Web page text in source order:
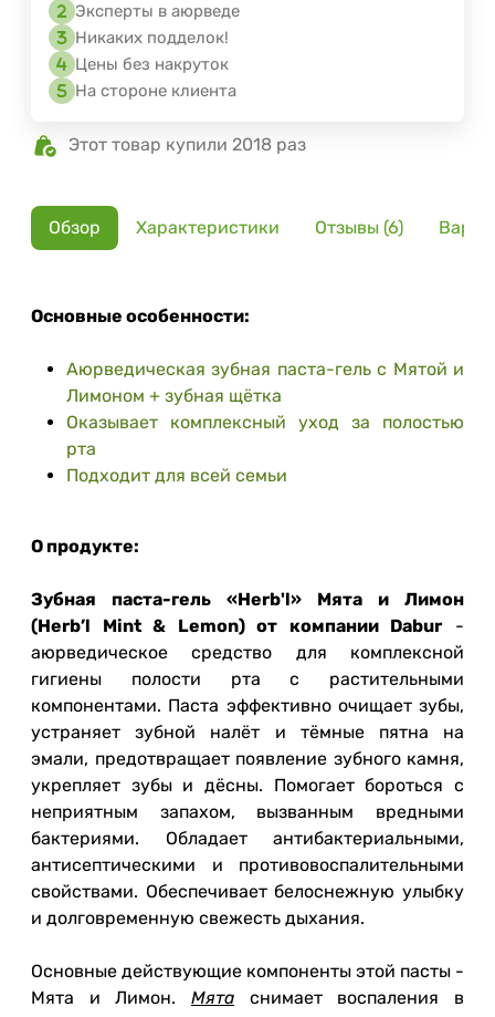
Эксперты в аюрведе
Никаких подделок!
Цены без накруток
На стороне клиента
Этот товар купили 2018 раз
Обзор Характеристики Отзывы (6)
Основные особенности:
Аюрведическая зубная паста-гель с Мятой и
Лимоном + зубная щётка
Оказывает комплексный уход за полостью
рта
Подходит для всей семьи
О продукте:
Зубная паста-гель «Herb'l» Мята и Лимон
(Herb’l Mint & Lemon) от компании Dabur -
аюрведическое средство для комплексной
гигиены полости рта с растительными
компонентами. Паста эффективно очищает зубы,
устраняет зубной налёт и тёмные пятна на
эмали, предотвращает появление зубного камня,
укрепляет зубы и дёсны. Помогает бороться с
неприятным запахом, вызванным вредными
бактериями. Обладает антибактериальными,
антисептическими и противовоспалительными
свойствами. Обеспечивает белоснежную улыбку
и долговременную свежесть дыхания.
Основные действующие компоненты этой пасты -
Мята и Лимон. Мята
снимает воспаления в